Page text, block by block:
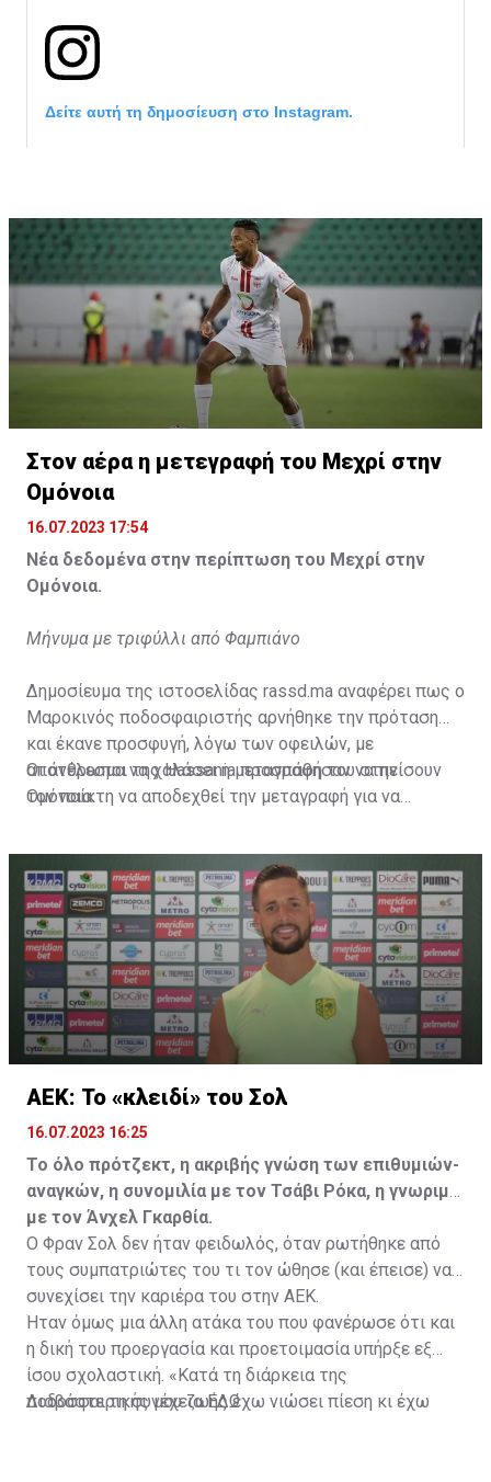
Δείτε αυτή τη δημοσίευση στο Instagram.
Στον αέρα η μετεγραφή του Μεχρί στην
Ομόνοια
16.07.2023 17:54
Νέα δεδομένα στην περίπτωση του Μεχρί στην
Ομόνοια.
Μήνυμα με τριφύλλι από Φαμπιάνο
Δημοσίευμα της ιστοσελίδας rassd.ma αναφέρει πως ο
Μαροκινός ποδοσφαιριστής αρνήθηκε την πρόταση
και έκανε προσφυγή, λόγω των οφειλών, με
αποτέλεσμα να χαλάσει η μεταγραφή του στην
Ομόνοια.
Οι άνθρωποι της Hassania προσπάθησαν να πείσουν
τον παίκτη να αποδεχθεί την μεταγραφή για να
μετακίνησή του, αλλά ο παίκτης αρνήθηκε και επέμεινε
να λύσει το συμβόλαιό του, ώστε να μετακομίσει
ελεύθερα σε οποιαδήποτε νέα ομάδα το τρέχον
καλοκαίρι.
ΑΕΚ: Το «κλειδί» του Σολ
16.07.2023 16:25
Το όλο πρότζεκτ, η ακριβής γνώση των επιθυμιών-
αναγκών, η συνομιλία με τον Τσάβι Ρόκα, η γνωριμία
με τον Άνχελ Γκαρθία.
Ο Φραν Σολ δεν ήταν φειδωλός, όταν ρωτήθηκε από
τους συμπατριώτες του τι τον ώθησε (και έπεισε) να
συνεχίσει την καριέρα του στην ΑΕΚ.
Ήταν όμως μια άλλη ατάκα του που φανέρωσε ότι και
η δική του προεργασία και προετοιμασία υπήρξε εξ
ίσου σχολαστική. «Κατά τη διάρκεια της
ποδοσφαιρικής μου ζωής έχω νιώσει πίεση κι έχω
Διαβάστε τη συνέχειαΕΔΩ